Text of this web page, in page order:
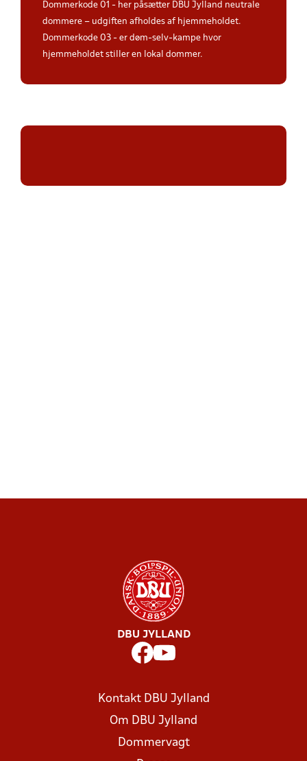
Dommerkode 01 - her påsætter DBU Jylland neutrale
dommere – udgiften afholdes af hjemmeholdet.
Dommerkode 03 - er døm-selv-kampe hvor
hjemmeholdet stiller en lokal dommer.
DBU JYLLAND
Kontakt DBU Jylland
Om DBU Jylland
Dommervagt